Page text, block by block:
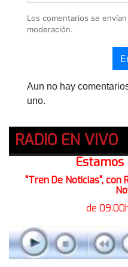
Los comentarios se
moderación.
Aun no hay
uno.
RADIO EN VIVO
Estamos
"Tren De Noticias", con
de